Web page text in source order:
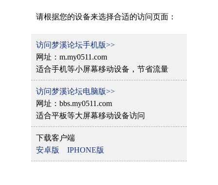
请根据您的设备来选择合适的访问页面：
访问梦溪论坛手机版>>
网址：m.my0511.com
适合手机等小屏幕移动设备，节省流量
访问梦溪论坛电脑版>>
网址：bbs.my0511.com
适合平板等大屏幕移动设备访问
下载客户端
安卓版
IPHONE版